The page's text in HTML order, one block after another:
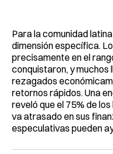
Para la comunidad
dimensión específica.
precisamente en el
conquistaron, y muchos
rezagados
retornos rápidos. Una
reveló que el 75% de
va atrasado en sus
especulativas pueden